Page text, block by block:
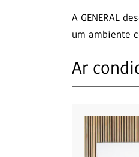
A GENERAL
um ambiente
Ar